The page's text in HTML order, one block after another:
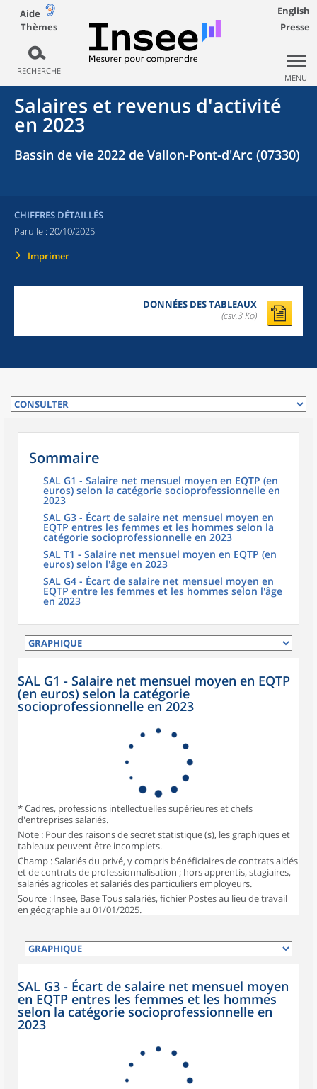
Aide
Thèmes
RECHERCHE
English
Presse
MENU
Salaires et revenus d'activité
en 2023
Bassin de vie 2022 de Vallon-Pont-d'Arc (07330)
CHIFFRES DÉTAILLÉS
Paru le : 20/10/2025
Imprimer
DONNÉES DES TABLEAUX
(csv,3 Ko)
Sommaire
SAL G1 - Salaire net mensuel moyen en EQTP (en
euros) selon la catégorie socioprofessionnelle en
2023
SAL G3 - Écart de salaire net mensuel moyen en
EQTP entres les femmes et les hommes selon la
catégorie socioprofessionnelle en 2023
SAL T1 - Salaire net mensuel moyen en EQTP (en
euros) selon l'âge en 2023
SAL G4 - Écart de salaire net mensuel moyen en
EQTP entre les femmes et les hommes selon l'âge
en 2023
SAL G1 - Salaire net mensuel moyen en EQTP
(en euros) selon la catégorie
socioprofessionnelle en 2023
* Cadres, professions intellectuelles supérieures et chefs
d'entreprises salariés.
Note : Pour des raisons de secret statistique (s), les graphiques et
tableaux peuvent être incomplets.
Champ : Salariés du privé, y compris bénéficiaires de contrats aidés
et de contrats de professionnalisation ; hors apprentis, stagiaires,
salariés agricoles et salariés des particuliers employeurs.
Source : Insee, Base Tous salariés, fichier Postes au lieu de travail
en géographie au 01/01/2025.
SAL G3 - Écart de salaire net mensuel moyen
en EQTP entres les femmes et les hommes
selon la catégorie socioprofessionnelle en
2023